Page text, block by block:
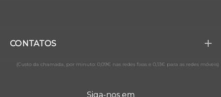
CONTATOS
(Custo da chamada, por minuto: 0,09€ nas redes fixas e 0,13€ para as redes móveis)
Siga-nos em